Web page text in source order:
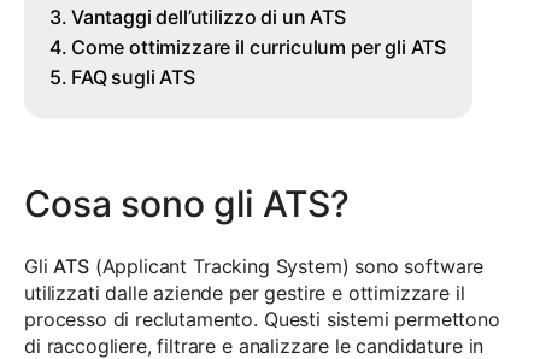
Vantaggi dell’utilizzo di un ATS
Come ottimizzare il curriculum per gli ATS
FAQ sugli ATS
Cosa sono gli ATS?
GliATS(Applicant Tracking System) sono software
utilizzati dalle aziende per gestire e ottimizzare il
processo di reclutamento. Questi sistemi permettono
di raccogliere, filtrare e analizzare le candidature in